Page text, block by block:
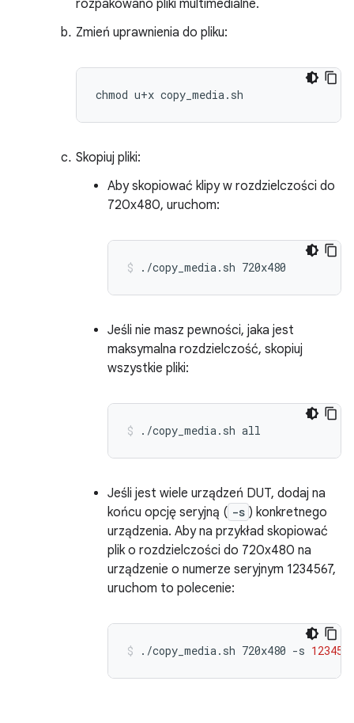
rozpakowano pliki multimedialne.
Zmień uprawnienia do pliku:
Skopiuj pliki:
Aby skopiować klipy w rozdzielczości do
720x480, uruchom:
./copy_media.sh 720x480
Jeśli nie masz pewności, jaka jest
maksymalna rozdzielczość, skopiuj
wszystkie pliki:
./copy_media.sh all
Jeśli jest wiele urządzeń DUT, dodaj na
końcu opcję seryjną ( -s ) konkretnego
urządzenia. Aby na przykład skopiować
plik o rozdzielczości do 720x480 na
urządzenie o numerze seryjnym 1234567,
uruchom to polecenie:
./copy_media.sh 720x480 -s